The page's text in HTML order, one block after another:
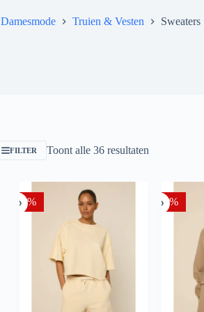
Damesmode Truien & Vesten Sweaters
FILTER Toont alle 36 resultatenGesorteerd
-20% -20%